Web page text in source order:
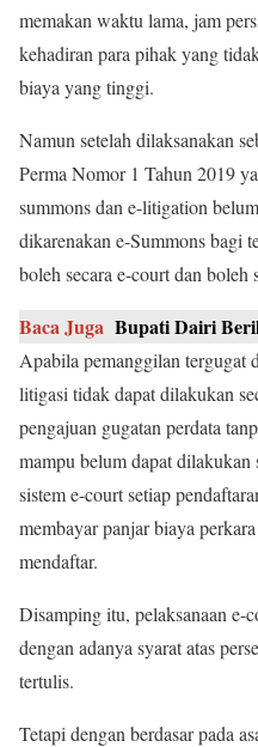
memakan waktu lama, jam
kehadiran para pihak yang
biaya yang tinggi.
Namun setelah dilaksanakan
Perma Nomor 1 Tahun 2019
summons dan e-litigation
dikarenakan e-Summons bagi
boleh secara e-court dan boleh
Baca Juga Bupati Dairi
Apabila pemanggilan tergugat
litigasi tidak dapat dilakukan
pengajuan gugatan perdata
mampu belum dapat dilakukan
sistem e-court setiap
membayar panjar biaya
mendaftar.
Disamping itu, pelaksanaan e-
dengan adanya syarat atas
tertulis.
Tetapi dengan berdasar pada